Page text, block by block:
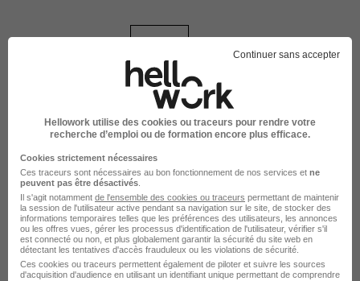
Directeur de Filiale H/F
Fort-de-France - 972 CDI 70 000 - 80 000 € / an
Cette offre n’est plus disponible depuis le 11/06/26
Directeur de Filiale H/F
Fort-de-France - 972 CDI 70 000 - 80 000 € / an
Cette offre n’est plus disponible depuis le 25/05/26
Continuer sans accepter
Hellowork utilise des cookies ou traceurs pour rendre votre
recherche d’emploi ou de formation encore plus efficace.
Cookies strictement nécessaires
Ces traceurs sont nécessaires au bon fonctionnement de nos services et ne
peuvent pas être désactivés
Il s'agit notamment de l'ensemble des cookies ou traceurs permettant de maintenir
la session de l'utilisateur active pendant sa navigation sur le site, de stocker des
informations temporaires telles que les préférences des utilisateurs, les annonces
ou les offres vues, gérer les processus d'identification de l'utilisateur, vérifier s'il
est connecté ou non, et plus globalement garantir la sécurité du site web en
détectant les tentatives d'accès frauduleux ou les violations de sécurité.
Ces cookies ou traceurs permettent également de piloter et suivre les sources
d'acquisition d'audience en utilisant un identifiant unique permettant de comprendre